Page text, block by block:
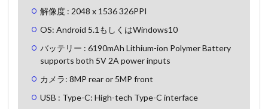
解像度 : 2048 x 1536 326PPI
OS: Android 5.1もしくはWindows10
バッテリー : 6190mAh Lithium-ion Polymer Battery
supports both 5V 2A power inputs
カメラ: 8MP rear or 5MP front
USB : Type-C: High-tech Type-C interface